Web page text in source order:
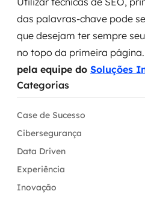
das palavras-chave pode
que desejam ter sempre
no topo da primeira página.
pela equipe do Soluções
Categorias
Case de Sucesso
Cibersegurança
Data Driven
Experiência
Inovação